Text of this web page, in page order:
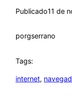
Publicado11 de
porgserrano
Tags:
internet,